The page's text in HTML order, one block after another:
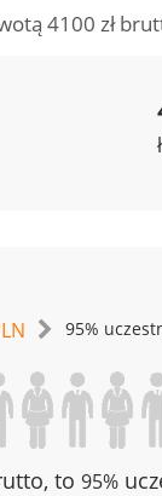
4100 zł
95%
to 95%